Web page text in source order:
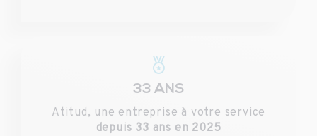
33 ANS
Atitud, une entreprise à votre service
depuis 33 ans en 2025